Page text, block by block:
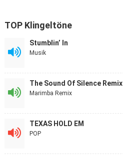
TOP Klingeltöne
Stumblin’ In
Musik
The Sound Of Silence Remix
Marimba Remix
TEXAS HOLD EM
POP